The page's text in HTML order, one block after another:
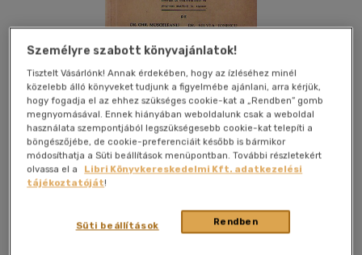
Személyre szabott könyvajánlatok!
Tisztelt Vásárlónk! Annak érdekében, hogy az ízléséhez minél
közelebb álló könyveket tudjunk a figyelmébe ajánlani, arra kérjük,
hogy fogadja el az ehhez szükséges cookie-kat a „Rendben” gomb
megnyomásával. Ennek hiányában weboldalunk csak a weboldal
használata szempontjából legszükségesebb cookie-kat telepíti a
böngészőjébe, de cookie-preferenciáit később is bármikor
módosíthatja a Süti beállítások menüpontban. További részletekért
olvassa el a
Libri Könyvkereskedelmi Kft. adatkezelési
tájékoztatóját!
Rendben
Süti beállítások